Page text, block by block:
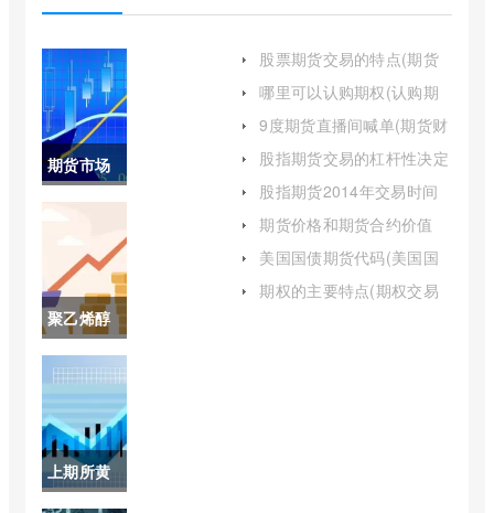
期货市场
的主体包
括哪些(期
货市场的
构成要素)
聚乙烯醇
期货价格
(pva聚乙
烯醇期货)
上期所黄
股票期货交易的特点(期货
哪里可以认购期权(认购期
9度期货直播间喊单(期货财
股指期货交易的杠杆性决定
股指期货2014年交易时间
期货价格和期货合约价值
美国国债期货代码(美国国
期权的主要特点(期权交易